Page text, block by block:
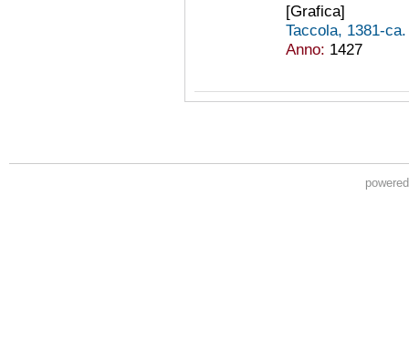
[Grafica]
Taccola, 1381-
Anno: 1427